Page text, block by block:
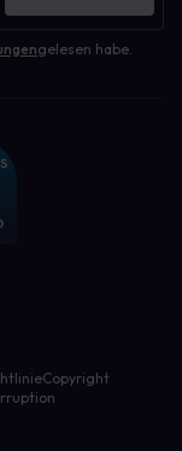
gelesen habe.
Copyright